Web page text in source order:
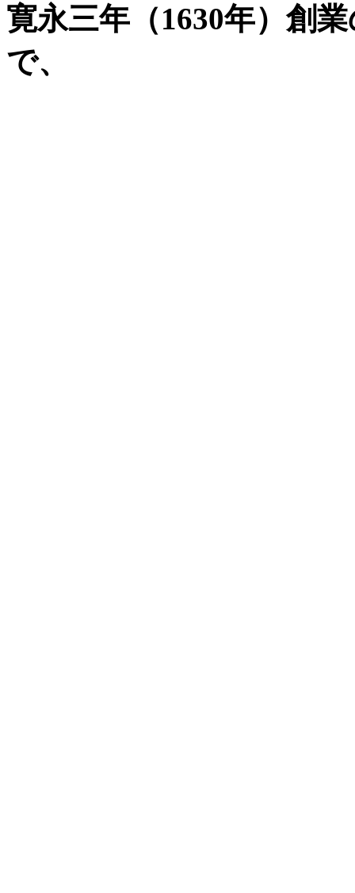
寛永三年（1630年）創
で、